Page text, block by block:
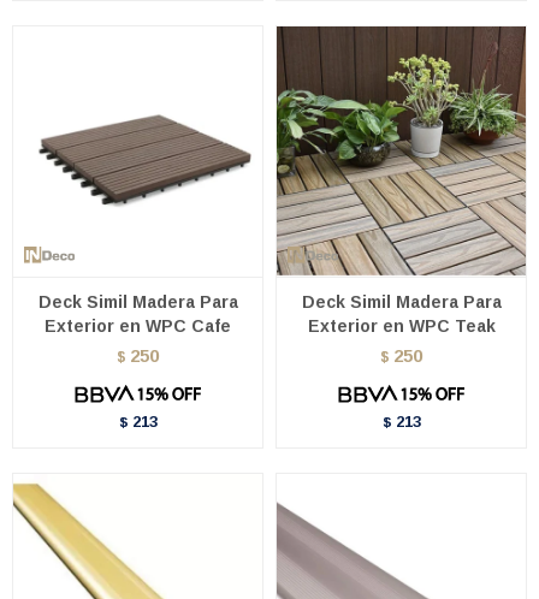
Deck Simil Madera Para
Exterior en WPC Cafe
$ 250
$ 213
Deck Simil Madera Para
Exterior en WPC Teak
$ 250
$ 213